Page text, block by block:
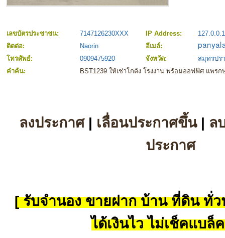
เลขบัตรประชาชน: 7147126230XXX IP Address:
127.0.0.1
ติดต่อ:
Naorin
อีเมล์:
โทรศัพย์:
0909475920 จังหวัด:
สมุทรปร
คำค้น:
BST1239 ให้เช่าโกดัง โรงงาน พร้อมออฟฟิศ แพร
ลงประกาศ| เลื่อนประกาศขึ้น| ล
ประกาศ
[ รับจำนอง ขายฝาก บ้าน ที่ดิน ทั่ว
ได้เงินไว ไม่เช็คแบล็